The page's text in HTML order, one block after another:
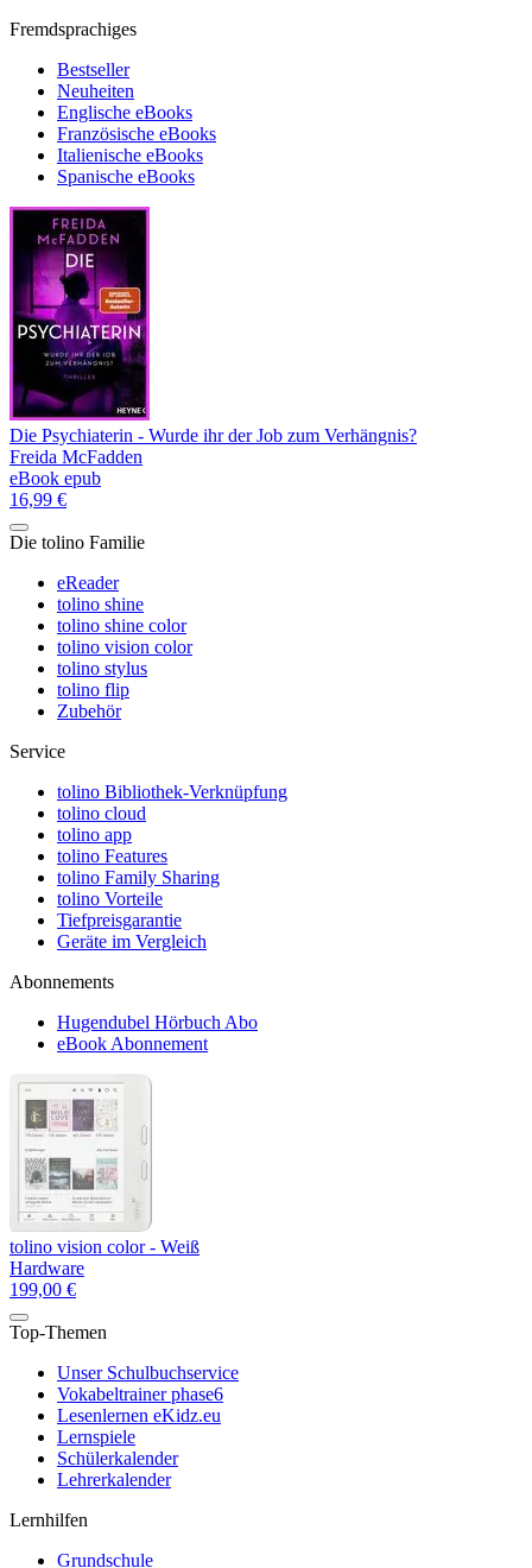
Fremdsprachiges
Bestseller
Neuheiten
Englische eBooks
Französische eBooks
Italienische eBooks
Spanische eBooks
Die Psychiaterin - Wurde ihr der Job zum Verhängnis?
Freida McFadden
eBook epub
16,99 €
Die tolino Familie
eReader
tolino shine
tolino shine color
tolino vision color
tolino stylus
tolino flip
Zubehör
Service
tolino Bibliothek-Verknüpfung
tolino cloud
tolino app
tolino Features
tolino Family Sharing
tolino Vorteile
Tiefpreisgarantie
Geräte im Vergleich
Abonnements
Hugendubel Hörbuch Abo
eBook Abonnement
tolino vision color - Weiß
Hardware
199,00 €
Top-Themen
Unser Schulbuchservice
Vokabeltrainer phase6
Lesenlernen eKidz.eu
Lernspiele
Schülerkalender
Lehrerkalender
Lernhilfen
Grundschule